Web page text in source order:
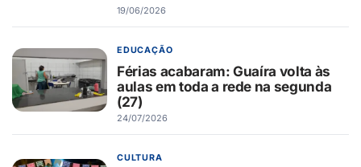
19/06/2026
EDUCAÇÃO
Férias acabaram: Guaíra volta às
aulas em toda a rede na segunda
(27)
24/07/2026
CULTURA